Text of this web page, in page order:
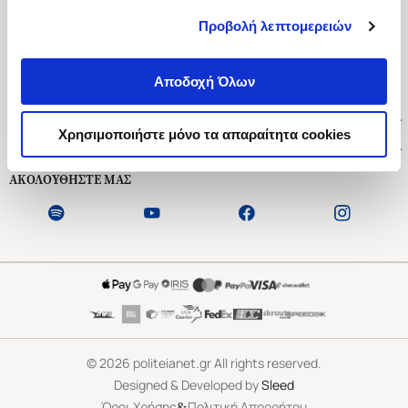
Προβολή λεπτομερειών
Αποδοχή Όλων
Χρησιμοποιήστε μόνο τα απαραίτητα cookies
Ασκληπιού 1-3, Αθήνα 106 79
Δευτέρα - Παρασκευή 09:00-21:00
Εξυπηρέτηση Πελατών
ΑΚΟΛΟΥΘΗΣΤΕ ΜΑΣ
©2026 politeianet.gr All rights reserved.
Designed & Developed bySleed